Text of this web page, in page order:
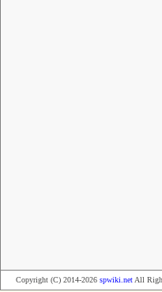
Copyright (C) 2014-2026 spwiki.net All